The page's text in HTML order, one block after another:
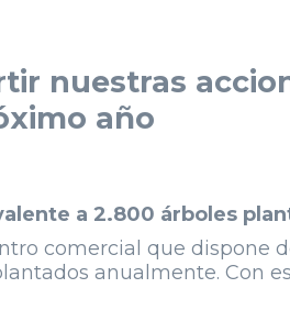
nuestras
año
a 2.800 árboles
comercial que dispone
anualmente. Con